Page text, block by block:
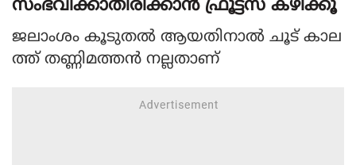
സംഭവിക്കാതിരിക്കാന്‍ ഫ്രൂട്ട്‌സ് കഴിക്കൂ
ജലാംശം കൂടുതല്‍ ആയതിനാല്‍ ചൂട് കാല
ത്ത് തണ്ണിമത്തന്‍ നല്ലതാണ്